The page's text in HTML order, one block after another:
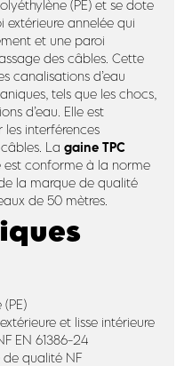
(PE) et se dote
extérieure annelée qui
et une paroi
des câbles. Cette
canalisations d’eau
tels que les chocs,
d’eau. Elle est
interférences
La gaine TPC
est conforme à la norme
la marque de qualité
de 50 mètres.
et lisse intérieure
EN 61386-24
qualité NF